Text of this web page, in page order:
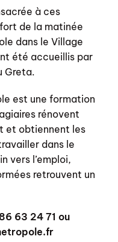
à ces
de la matinée
dans le Village
été accueillis par
Greta.
est une formation
rénovent
et obtiennent les
dans le
vers l’emploi,
retrouvent un
63 24 71 ou